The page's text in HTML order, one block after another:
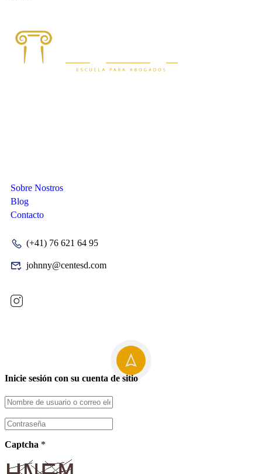
Sobre Nostros
Blog
Contacto
(+41) 76 621 64 95
johnny@centesd.com
Inicie sesión con su cuenta de sitio
Captcha *